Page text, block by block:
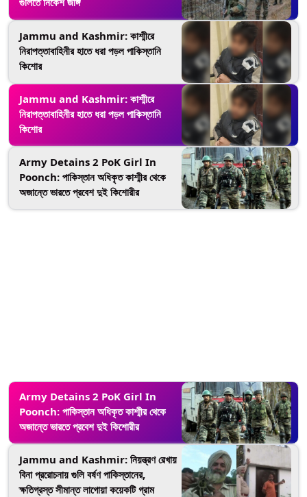
Jammu and Kashmir: কাশ্মীরে
নিরাপত্তাবাহিনীর হাতে ধরা পড়ল পাকিস্তানি
কিশোর
Jammu and Kashmir: কাশ্মীরে
নিরাপত্তাবাহিনীর হাতে ধরা পড়ল পাকিস্তানি
কিশোর
Army Detains 2 PoK Girl In
Poonch: পাকিস্তান অধিকৃত কাশ্মীর থেকে
অজান্তে ভারতে প্রবেশ দুই কিশোরীর
Army Detains 2 PoK Girl In
Poonch: পাকিস্তান অধিকৃত কাশ্মীর থেকে
অজান্তে ভারতে প্রবেশ দুই কিশোরীর
Jammu and Kashmir: নিয়ন্ত্রণ রেখায়
বিনা প্ররোচনায় গুলি বর্ষণ পাকিস্তানের,
ক্ষতিগ্রস্ত সীমান্ত লাগোয়া কয়েকটি গ্রাম